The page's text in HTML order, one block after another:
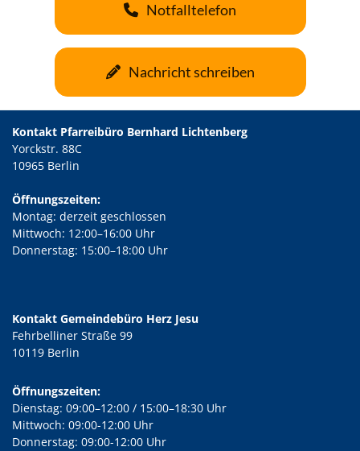
Notfalltelefon
Nachricht schreiben
Kontakt Pfarreibüro Bernhard Lichtenberg
Yorckstr. 88C
10965 Berlin
Öffnungszeiten:
Montag: derzeit geschlossen
Mittwoch: 12:00–16:00 Uhr
Donnerstag: 15:00–18:00 Uhr
Kontakt Gemeindebüro Herz Jesu
Fehrbelliner Straße 99
10119 Berlin
Öffnungszeiten:
Dienstag: 09:00–12:00 / 15:00–18:30 Uhr
Mittwoch: 09:00-12:00 Uhr
Donnerstag: 09:00-12:00 Uhr